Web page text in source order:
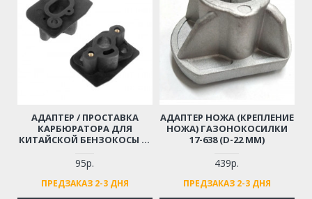
АДАПТЕР / ПРОСТАВКА
КАРБЮРАТОРА ДЛЯ
КИТАЙСКОЙ БЕНЗОКОСЫ 33
95р.
ПРЕДЗАКАЗ 2-3 ДНЯ
АДАПТЕР НОЖА (КРЕПЛЕНИЕ
НОЖА) ГАЗОНОКОСИЛКИ
17-638 (D-22 ММ)
439р.
ПРЕДЗАКАЗ 2-3 ДНЯ